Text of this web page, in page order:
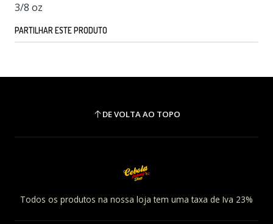
3/8 oz
PARTILHAR ESTE PRODUTO
DE VOLTA AO TOPO
Todos os produtos na nossa loja tem uma taxa de Iva 23%